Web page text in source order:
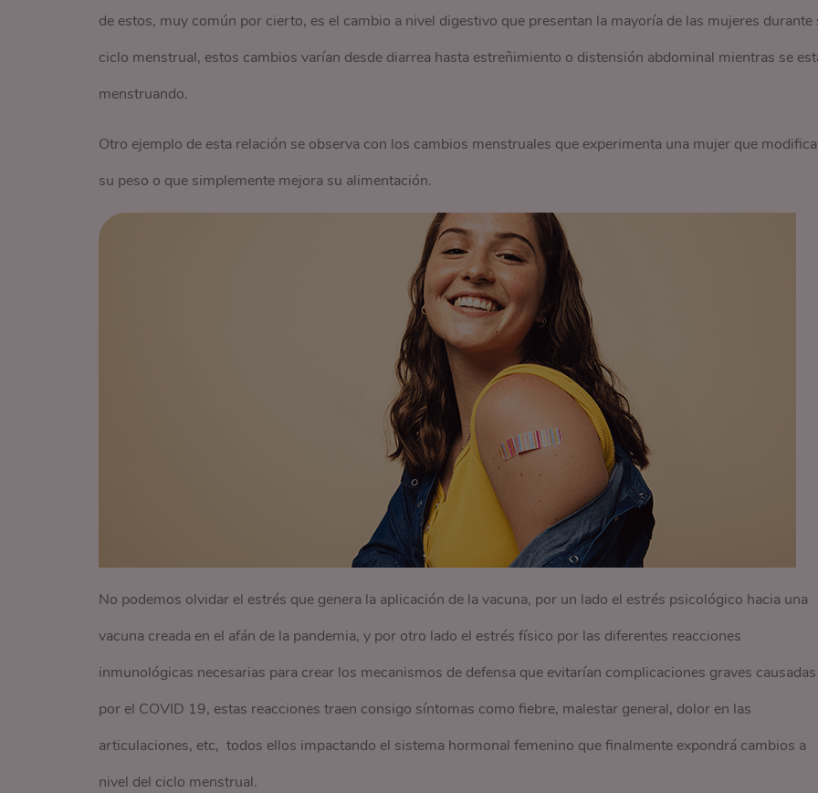
de estos, muy común por cierto, es el cambio a nivel digestivo que presentan la mayoría de las mujeres durante
ciclo menstrual, estos cambios varían desde diarrea hasta estreñimiento o distensión abdominal mientras se
menstruando.
Otro ejemplo de esta relación se observa con los cambios menstruales que experimenta una mujer que modifica
su peso o que simplemente mejora su alimentación.
No podemos olvidar el estrés que genera la aplicación de la vacuna, por un lado el estrés psicológico hacia una
vacuna creada en el afán de la pandemia, y por otro lado el estrés físico por las diferentes reacciones
inmunológicas necesarias para crear los mecanismos de defensa que evitarían complicaciones graves causadas
por el COVID 19, estas reacciones traen consigo síntomas como fiebre, malestar general, dolor en las
articulaciones, etc, todos ellos impactando el sistema hormonal femenino que finalmente expondrá cambios a
nivel del ciclo menstrual.